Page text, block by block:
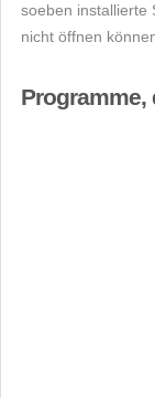
soeben installierte
nicht öffnen
Programme,